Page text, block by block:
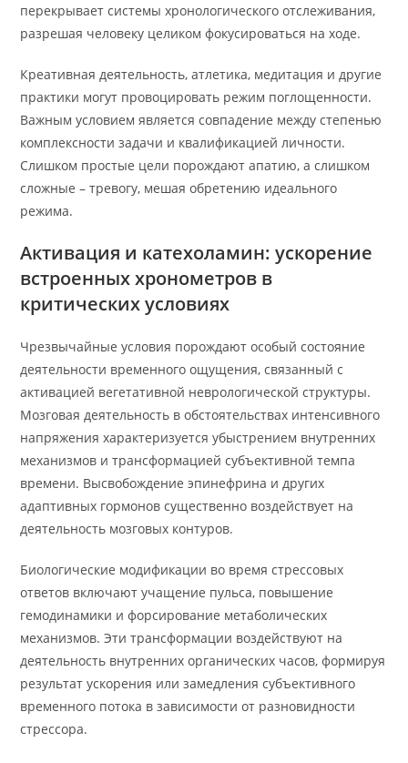
перекрывает системы хронологического отслеживания,
разрешая человеку целиком фокусироваться на ходе.
Креативная деятельность, атлетика, медитация и другие
практики могут провоцировать режим поглощенности.
Важным условием является совпадение между степенью
комплексности задачи и квалификацией личности.
Слишком простые цели порождают апатию, а слишком
сложные – тревогу, мешая обретению идеального
режима.
Активация и катехоламин: ускорение
встроенных хронометров в
критических условиях
Чрезвычайные условия порождают особый состояние
деятельности временного ощущения, связанный с
активацией вегетативной неврологической структуры.
Мозговая деятельность в обстоятельствах интенсивного
напряжения характеризуется убыстрением внутренних
механизмов и трансформацией субъективной темпа
времени. Высвобождение эпинефрина и других
адаптивных гормонов существенно воздействует на
деятельность мозговых контуров.
Биологические модификации во время стрессовых
ответов включают учащение пульса, повышение
гемодинамики и форсирование метаболических
механизмов. Эти трансформации воздействуют на
деятельность внутренних органических часов, формируя
результат ускорения или замедления субъективного
временного потока в зависимости от разновидности
стрессора.